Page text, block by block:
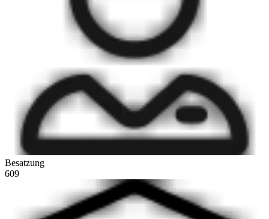
Besatzung
609